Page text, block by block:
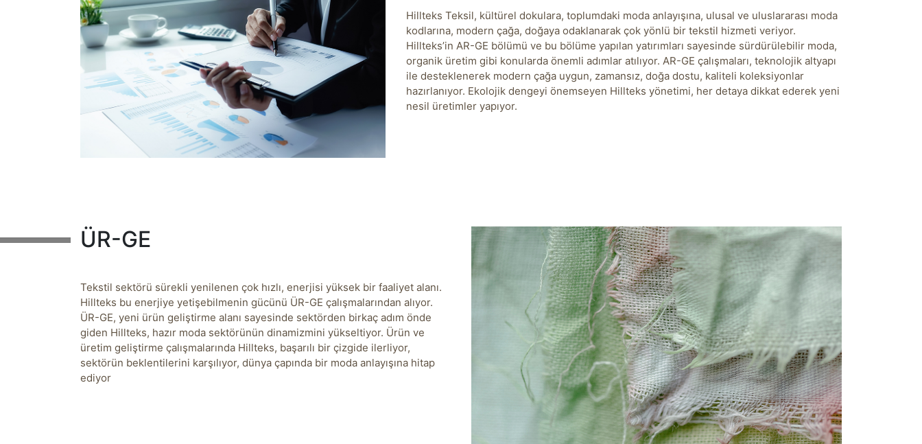
Hillteks Teksil, kültürel dokulara, toplumdaki moda anlayışına, ulusal ve uluslararası moda
kodlarına, modern çağa, doğaya odaklanarak çok yönlü bir tekstil hizmeti veriyor.
Hillteks’in AR-GE bölümü ve bu bölüme yapılan yatırımları sayesinde sürdürülebilir moda,
organik üretim gibi konularda önemli adımlar atılıyor. AR-GE çalışmaları, teknolojik altyapı
ile desteklenerek modern çağa uygun, zamansız, doğa dostu, kaliteli koleksiyonlar
hazırlanıyor. Ekolojik dengeyi önemseyen Hillteks yönetimi, her detaya dikkat ederek yeni
nesil üretimler yapıyor.
ÜR-GE
Tekstil sektörü sürekli yenilenen çok hızlı, enerjisi yüksek bir faaliyet alanı.
Hillteks bu enerjiye yetişebilmenin gücünü ÜR-GE çalışmalarından alıyor.
ÜR-GE, yeni ürün geliştirme alanı sayesinde sektörden birkaç adım önde
giden Hillteks, hazır moda sektörünün dinamizmini yükseltiyor. Ürün ve
üretim geliştirme çalışmalarında Hillteks, başarılı bir çizgide ilerliyor,
sektörün beklentilerini karşılıyor, dünya çapında bir moda anlayışına hitap
ediyor